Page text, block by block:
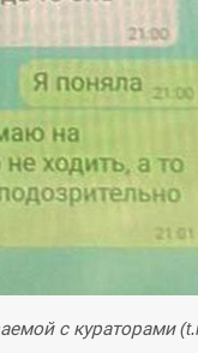
с кураторами